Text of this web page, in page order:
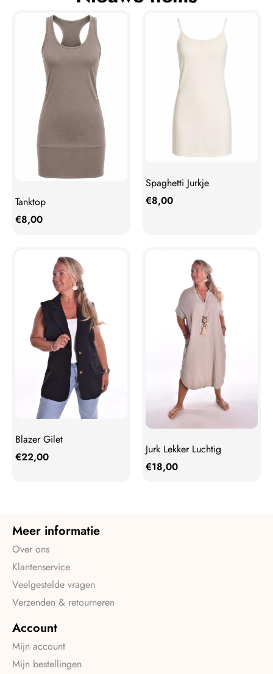
Tanktop
€8,00
Spaghetti Jurkje
€8,00
Blazer Gilet
€22,00
Jurk Lekker Luchtig
€18,00
Meer informatie
Over ons
Klantenservice
Veelgestelde vragen
Verzenden & retourneren
Account
Mijn account
Mijn bestellingen